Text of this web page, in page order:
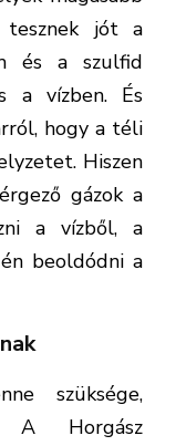
tesznek jót a
és a szulfid
a vízben. És
hogy a téli
Hiszen
gázok a
a vízből, a
beoldódni a
szüksége,
A Horgász